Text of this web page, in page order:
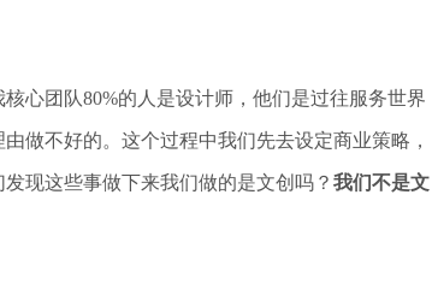
心团队80%的人是设计师，他们是过往服务世界
做不好的。这个过程中我们先去设定商业策略，
现这些事做下来我们做的是文创吗？ 我们不是文